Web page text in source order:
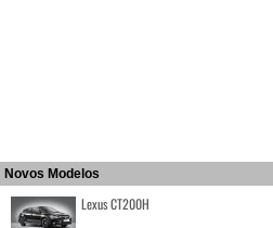
Novos Modelos
Lexus CT200H